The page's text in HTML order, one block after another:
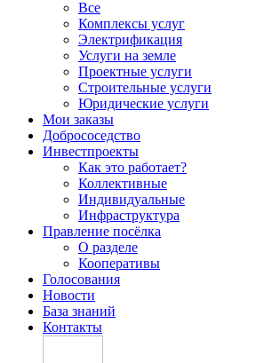
Все
Комплексы услуг
Электрификация
Услуги на земле
Проектные услуги
Строительные услуги
Юридические услуги
Мои заказы
Добрососедство
Инвестпроекты
Как это работает?
Коллективные
Индивидуальные
Инфраструктура
Правление посёлка
О разделе
Кооперативы
Голосования
Новости
База знаний
Контакты